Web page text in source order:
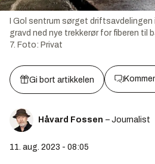
I Gol sentrum sørget driftsavdelingen
gravd ned nye trekkerør for fiberen til
7. Foto: Privat
Gi bort artikkelen
Håvard Fossen – Journalist
11. aug. 2023 - 08:05